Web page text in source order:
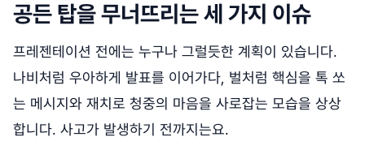
공든 탑을 무너뜨리는 세 가지 이슈
프레젠테이션 전에는 누구나 그럴듯한 계획이 있습니다.
나비처럼 우아하게 발표를 이어가다, 벌처럼 핵심을 톡 쏘
는 메시지와 재치로 청중의 마음을 사로잡는 모습을 상상
합니다. 사고가 발생하기 전까지는요.